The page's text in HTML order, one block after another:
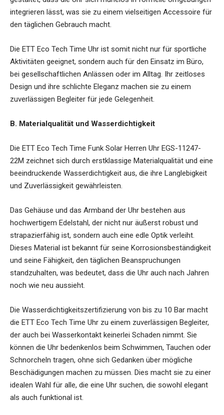
integrieren lässt, was sie zu einem vielseitigen Accessoire für
den täglichen Gebrauch macht.
Die ETT Eco Tech Time Uhr ist somit nicht nur für sportliche
Aktivitäten geeignet, sondern auch für den Einsatz im Büro,
bei gesellschaftlichen Anlässen oder im Alltag. Ihr zeitloses
Design und ihre schlichte Eleganz machen sie zu einem
zuverlässigen Begleiter für jede Gelegenheit.
B. Materialqualität und Wasserdichtigkeit
Die ETT Eco Tech Time Funk Solar Herren Uhr EGS-11247-
22M zeichnet sich durch erstklassige Materialqualität und eine
beeindruckende Wasserdichtigkeit aus, die ihre Langlebigkeit
und Zuverlässigkeit gewährleisten.
Das Gehäuse und das Armband der Uhr bestehen aus
hochwertigem Edelstahl, der nicht nur äußerst robust und
strapazierfähig ist, sondern auch eine edle Optik verleiht.
Dieses Material ist bekannt für seine Korrosionsbeständigkeit
und seine Fähigkeit, den täglichen Beanspruchungen
standzuhalten, was bedeutet, dass die Uhr auch nach Jahren
noch wie neu aussieht.
Die Wasserdichtigkeitszertifizierung von bis zu 10 Bar macht
die ETT Eco Tech Time Uhr zu einem zuverlässigen Begleiter,
der auch bei Wasserkontakt keinerlei Schaden nimmt. Sie
können die Uhr bedenkenlos beim Schwimmen, Tauchen oder
Schnorcheln tragen, ohne sich Gedanken über mögliche
Beschädigungen machen zu müssen. Dies macht sie zu einer
idealen Wahl für alle, die eine Uhr suchen, die sowohl elegant
als auch funktional ist.